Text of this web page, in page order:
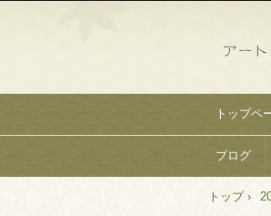
トップペ
ブログ
トップ›